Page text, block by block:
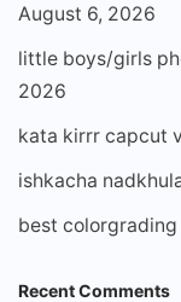
August 6, 2026
little boys/girls
2026
kata kirrr capcut
ishkacha
best
Recent Comments